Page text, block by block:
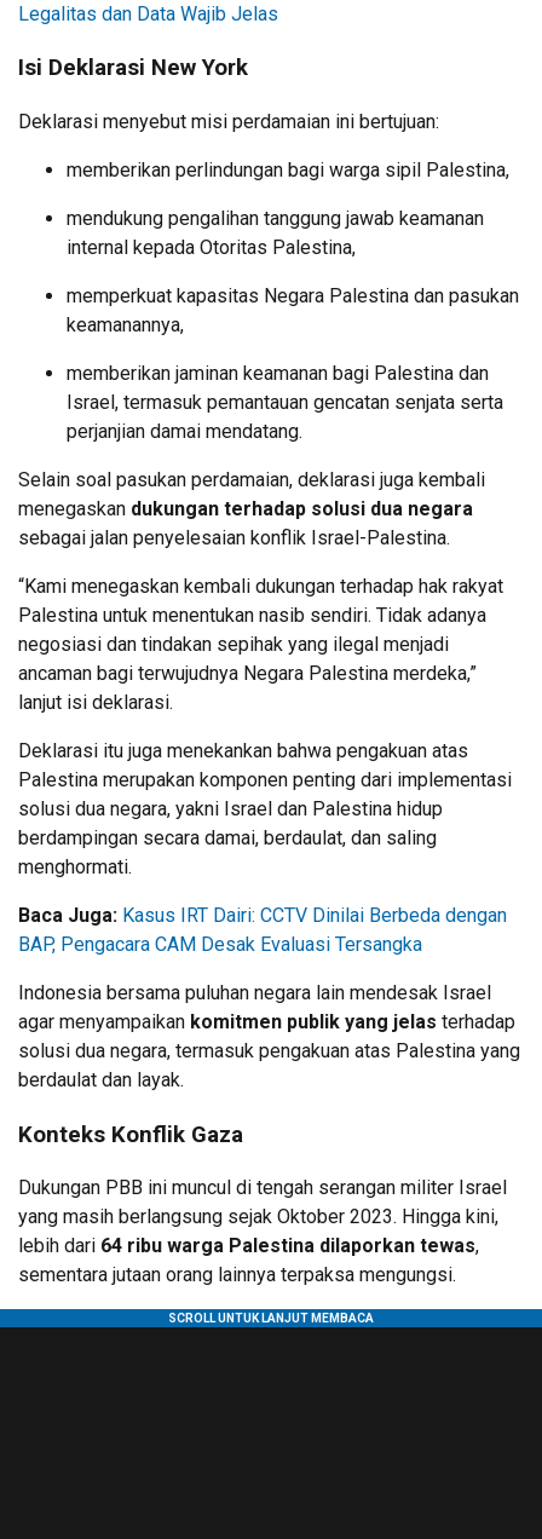
Legalitas dan Data Wajib Jelas
Isi Deklarasi New York
Deklarasi menyebut misi perdamaian ini bertujuan:
memberikan perlindungan bagi warga sipil Palestina,
mendukung pengalihan tanggung jawab keamanan
internal kepada Otoritas Palestina,
memperkuat kapasitas Negara Palestina dan pasukan
keamanannya,
memberikan jaminan keamanan bagi Palestina dan
Israel, termasuk pemantauan gencatan senjata serta
perjanjian damai mendatang.
Selain soal pasukan perdamaian, deklarasi juga kembali
menegaskan dukungan terhadap solusi dua negara
sebagai jalan penyelesaian konflik Israel-Palestina.
“Kami menegaskan kembali dukungan terhadap hak rakyat
Palestina untuk menentukan nasib sendiri. Tidak adanya
negosiasi dan tindakan sepihak yang ilegal menjadi
ancaman bagi terwujudnya Negara Palestina merdeka,”
lanjut isi deklarasi.
Deklarasi itu juga menekankan bahwa pengakuan atas
Palestina merupakan komponen penting dari implementasi
solusi dua negara, yakni Israel dan Palestina hidup
berdampingan secara damai, berdaulat, dan saling
menghormati.
Baca Juga: Kasus IRT Dairi: CCTV Dinilai Berbeda dengan
BAP, Pengacara CAM Desak Evaluasi Tersangka
Indonesia bersama puluhan negara lain mendesak Israel
agar menyampaikan komitmen publik yang jelas terhadap
solusi dua negara, termasuk pengakuan atas Palestina yang
berdaulat dan layak.
Konteks Konflik Gaza
Dukungan PBB ini muncul di tengah serangan militer Israel
yang masih berlangsung sejak Oktober 2023. Hingga kini,
lebih dari 64 ribu warga Palestina dilaporkan tewas,
sementara jutaan orang lainnya terpaksa mengungsi.